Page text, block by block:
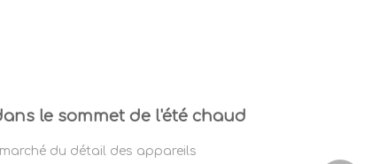
le sommet de l'été chaud
du détail des appareils